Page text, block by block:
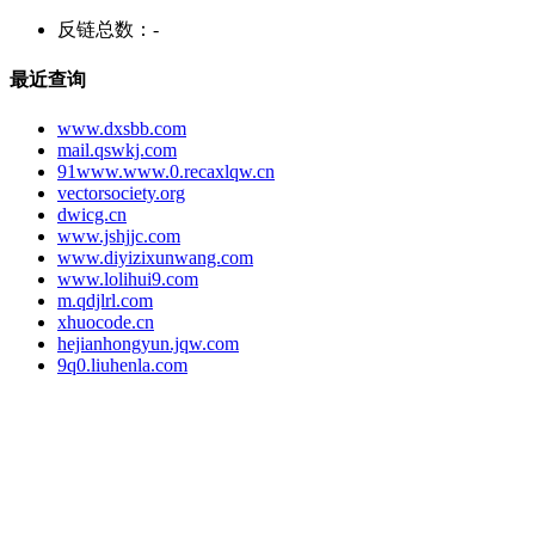
反链总数： -
最近查询
www.dxsbb.com
mail.qswkj.com
91www.www.0.recaxlqw.cn
vectorsociety.org
dwicg.cn
www.jshjjc.com
www.diyizixunwang.com
www.lolihui9.com
m.qdjlrl.com
xhuocode.cn
hejianhongyun.jqw.com
9q0.liuhenla.com